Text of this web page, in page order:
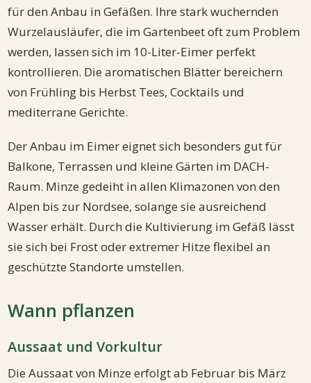
für den Anbau in Gefäßen. Ihre stark wuchernden
Wurzelausläufer, die im Gartenbeet oft zum Problem
werden, lassen sich im 10-Liter-Eimer perfekt
kontrollieren. Die aromatischen Blätter bereichern
von Frühling bis Herbst Tees, Cocktails und
mediterrane Gerichte.
Der Anbau im Eimer eignet sich besonders gut für
Balkone, Terrassen und kleine Gärten im DACH-
Raum. Minze gedeiht in allen Klimazonen von den
Alpen bis zur Nordsee, solange sie ausreichend
Wasser erhält. Durch die Kultivierung im Gefäß lässt
sie sich bei Frost oder extremer Hitze flexibel an
geschützte Standorte umstellen.
Wann pflanzen
Aussaat und Vorkultur
Die Aussaat von Minze erfolgt ab Februar bis März